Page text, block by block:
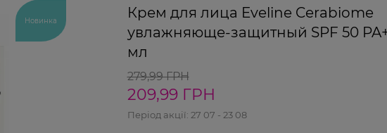
Новинка
Крем для лица Eveline Cerabiome
увлажняюще-защитный SPF 50
мл
279,99 ГРН
209,99 ГРН
Період акції: 27 07 - 23 08